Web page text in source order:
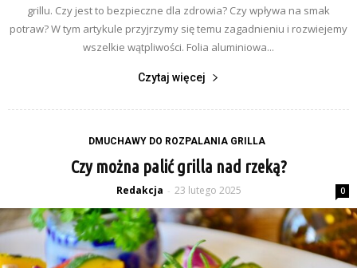
grillu. Czy jest to bezpieczne dla zdrowia? Czy wpływa na smak
potraw? W tym artykule przyjrzymy się temu zagadnieniu i rozwiejemy
wszelkie wątpliwości. Folia aluminiowa...
Czytaj więcej
DMUCHAWY DO ROZPALANIA GRILLA
Czy można palić grilla nad rzeką?
Redakcja - 23 lutego 2025 0